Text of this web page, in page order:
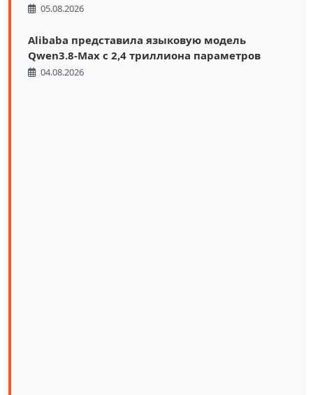
05.08.2026
Alibaba представила языковую модель
Qwen3.8-Max с 2,4 триллиона параметров
04.08.2026